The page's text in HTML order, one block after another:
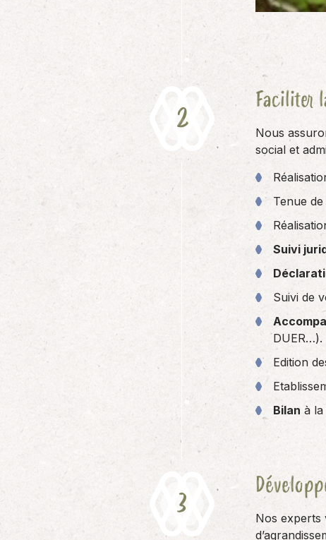
Faciliter
Nous
social et
Tenue de
Suivi
Suivi de
DUER…).
Edition
Bilan à
Nos experts